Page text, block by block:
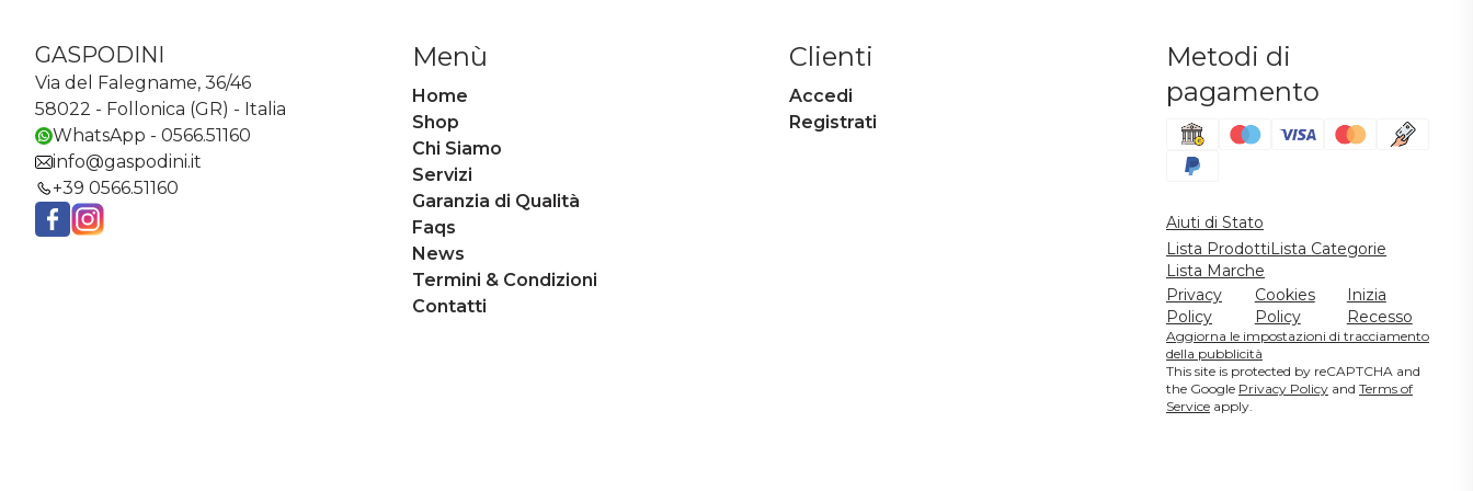
GASPODINI
Via del Falegname, 36/46
58022 - Follonica (GR) - Italia
WhatsApp - 0566.51160
info@gaspodini.it
+39 0566.51160
Menù
Home
Shop
Chi Siamo
Servizi
Garanzia di Qualità
Faqs
News
Termini & Condizioni
Contatti
Clienti
Accedi
Registrati
Metodi di
pagamento
Aiuti di Stato
Lista ProdottiLista Categorie
Lista Marche
Privacy
Policy
Cookies
Policy
Inizia
Recesso
Aggiorna le impostazioni di tracciamento
della pubblicità
This site is protected by reCAPTCHA and
the Google Privacy Policy and Terms of
Service apply.